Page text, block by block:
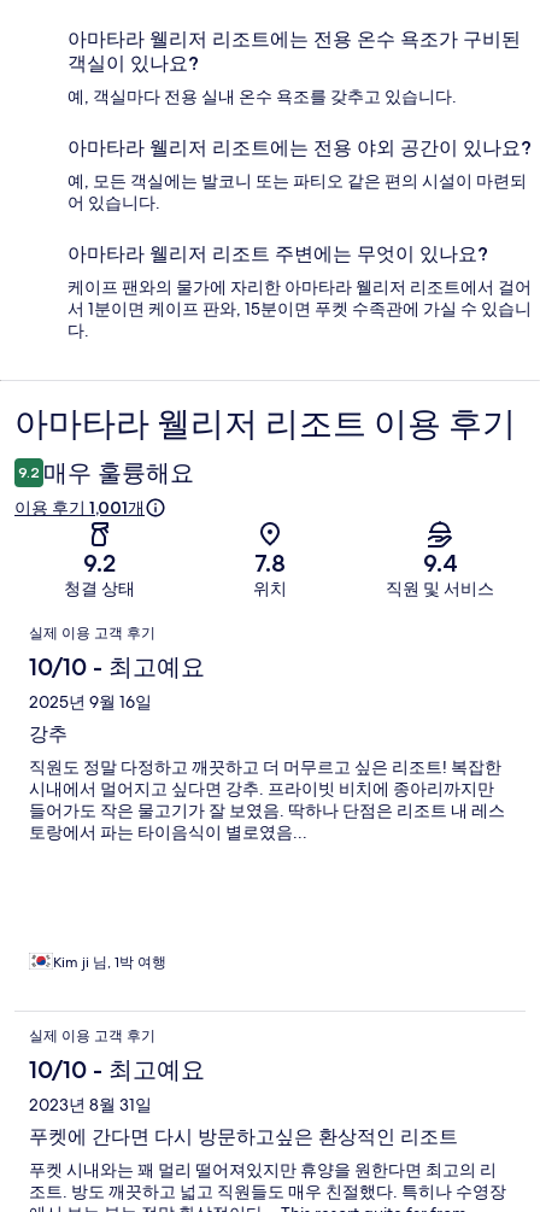
아마타라 웰리저 리조트에는 전용 온수 욕조가 구비된
객실이 있나요?
예, 객실마다 전용 실내 온수 욕조를 갖추고 있습니다.
아마타라 웰리저 리조트에는 전용 야외 공간이 있나요?
예, 모든 객실에는 발코니 또는 파티오 같은 편의 시설이 마련되
어 있습니다.
아마타라 웰리저 리조트 주변에는 무엇이 있나요?
케이프 팬와의 물가에 자리한 아마타라 웰리저 리조트에서 걸어
서 1분이면 케이프 판와, 15분이면 푸켓 수족관에 가실 수 있습니
다.
이
용
후
아마타라 웰리저 리조트 이용 후기
9.2 매우 훌륭해요
이용 후기 1,001개
9.2
청결 상태
7.8
위치
9.4
직원 및 서비스
이
용
후
기
실제 이용 고객 후기
10/10 - 최고예요
2025년 9월 16일
강추
직원도 정말 다정하고 깨끗하고 더 머무르고 싶은 리조트! 복잡한
시내에서 멀어지고 싶다면 강추. 프라이빗 비치에 종아리까지만
들어가도 작은 물고기가 잘 보였음. 딱하나 단점은 리조트 내 레스
토랑에서 파는 타이음식이 별로였음...
Kim ji 님, 1박 여행
실제 이용 고객 후기
10/10 - 최고예요
2023년 8월 31일
푸켓에 간다면 다시 방문하고싶은 환상적인 리조트
푸켓 시내와는 꽤 멀리 떨어져있지만 휴양을 원한다면 최고의 리
조트. 방도 깨끗하고 넓고 직원들도 매우 친절했다. 특히나 수영장